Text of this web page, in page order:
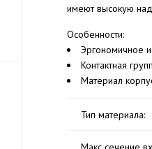
имеют высокую
Особенности:
Эргономичное
Контактная
Материал
Тип материала: